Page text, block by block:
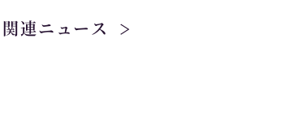
関連ニュース